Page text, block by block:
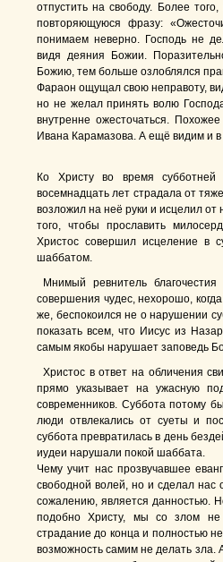
отпустить на свободу. Более
повторяющуюся фразу:
понимаем неверно. Господь не
видя деяния Божии.
Божию, тем больше озлоблялся
Фараон ощущал свою неправоту,
но не желал принять волю
внутренне ожесточаться.
Ивана Карамазова. А ещё видим и
Ко Христу во время субботней
восемнадцать лет страдала от
возложил на неё руки и исцелил от
того, чтобы прославить
Христос совершил исцеление в
шаббатом.
Мнимый ревнитель
совершения чудес, нехорошо,
же, беспокоился не о нарушении
показать всем, что Иисус из
самым якобы нарушает заповедь
Христос в ответ на обличения
прямо указывает на ужасную
современников. Суббота потому
люди отвлекались от суеты и
суббота превратилась в день
иудеи нарушали покой шаббата.
Чему учит нас прозвучавшее
свободной волей, но и сделал нас
сожалению, является данностью.
подобно Христу, мы со злом не
страдание до конца и полностью
возможность самим не делать